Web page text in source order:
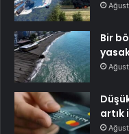
Bir
artık